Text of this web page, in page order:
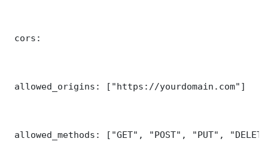
cors:
allowed_origins: ["https://yourdomain.com"]
allowed_methods: ["GET", "POST", "PUT",